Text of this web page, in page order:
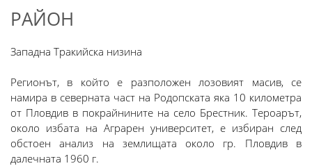
РАЙОН
Западна Тракийска низина
Регионът, в който е разположен лозовият масив, се
намира в северната част на Родопската яка 10 километра
от Пловдив в покрайнините на село Брестник. Тероарът,
около избата на Аграрен университет, е избиран след
обстоен анализ на землищата около гр. Пловдив в
далечната 1960 г.